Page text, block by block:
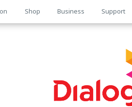
Shop Business Support